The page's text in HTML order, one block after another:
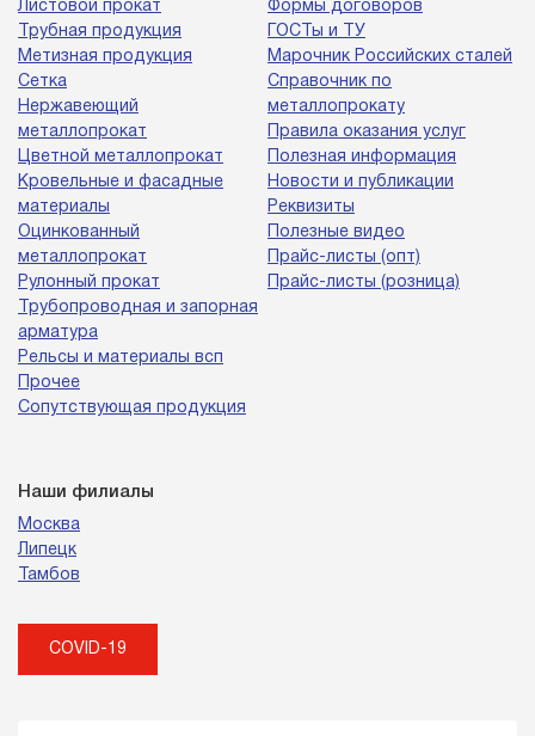
Листовой прокат
Трубная продукция
Метизная продукция
Сетка
Нержавеющий
металлопрокат
Цветной металлопрокат
Кровельные и фасадные
материалы
Оцинкованный
металлопрокат
Рулонный прокат
Трубопроводная и запорная
арматура
Рельсы и материалы всп
Прочее
Сопутствующая продукция
Формы договоров
ГОСТы и ТУ
Марочник Российских сталей
Справочник по
металлопрокату
Правила оказания услуг
Полезная информация
Новости и публикации
Реквизиты
Полезные видео
Прайс-листы (опт)
Прайс-листы (розница)
Наши филиалы
Москва
Липецк
Тамбов
COVID-19